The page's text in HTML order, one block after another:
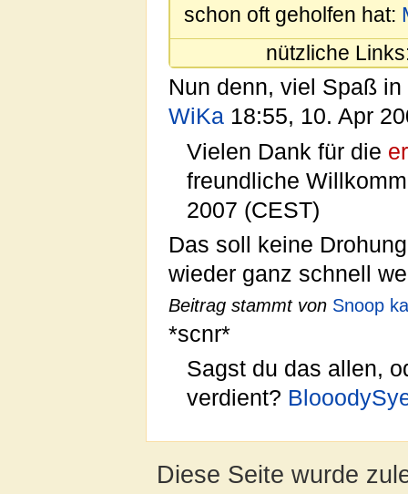
schon oft geholfen hat:
nützliche
Nun denn, viel Spaß
WiKa 18:55, 10. Apr
Vielen Dank für die
freundliche
2007 (CEST)
Das soll keine
wieder ganz schnell
Beitrag stammt von Snoop
*scnr*
Sagst du das allen,
verdient?
Diese Seite wurde